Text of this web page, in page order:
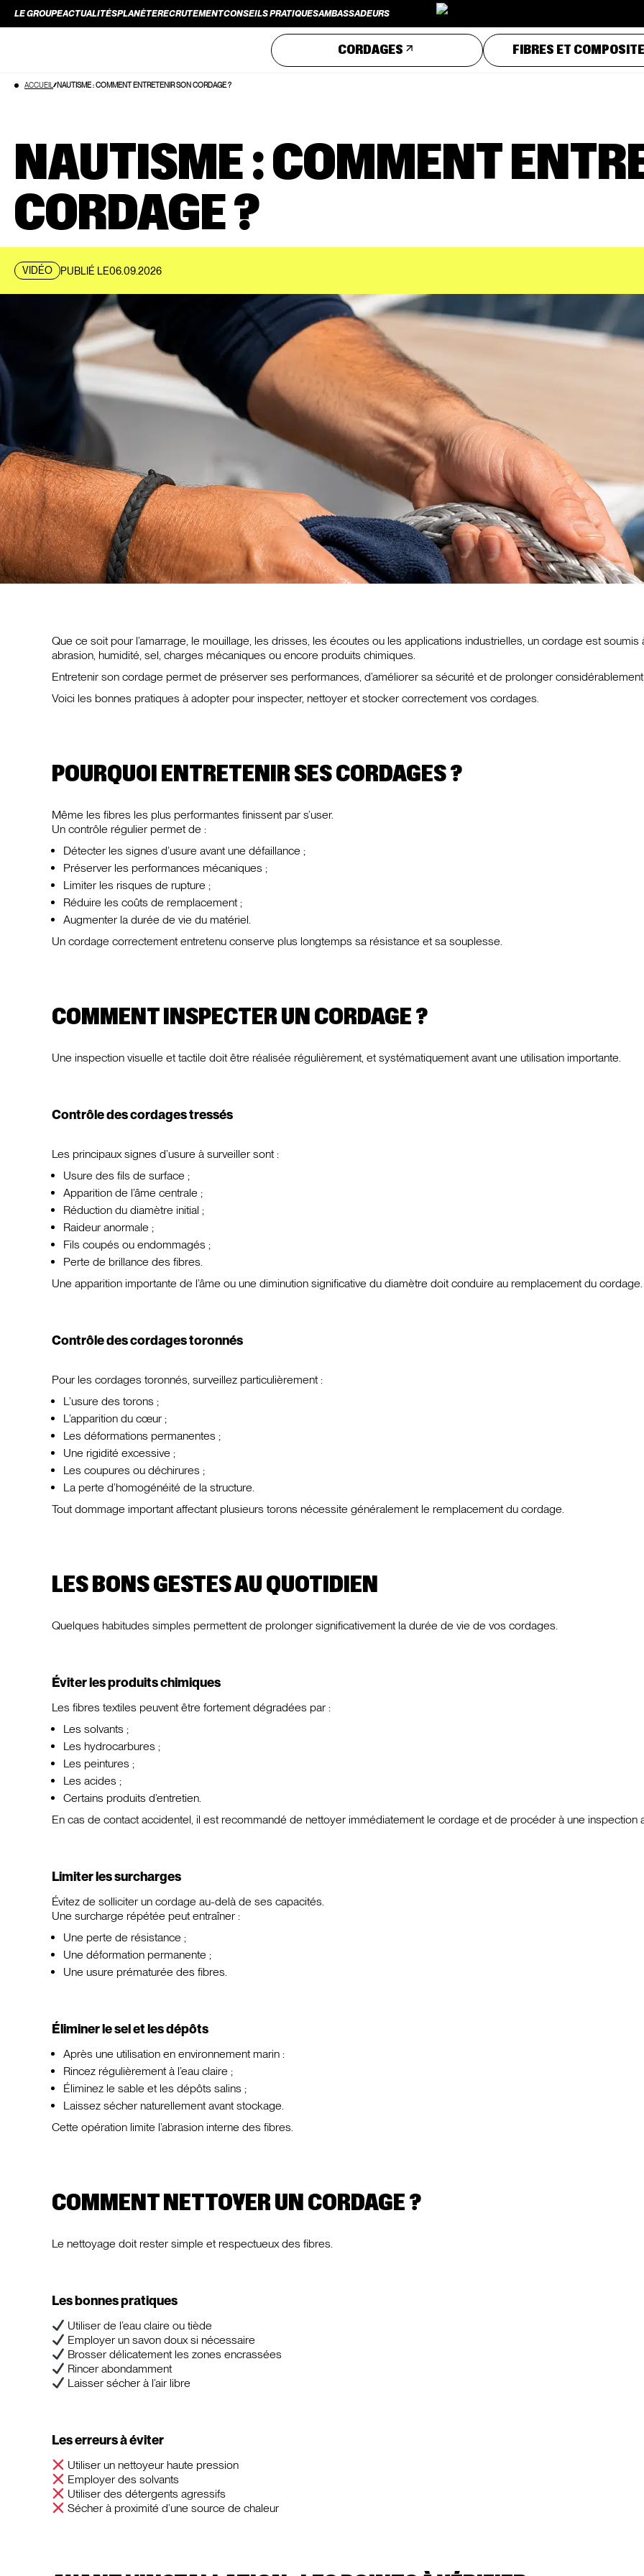
Aller
CORDAGES FIBRES ET
LE GROUPEACTUALITÉSPLANÈTERECRUTEMENTCONSEILS PRATIQUESAMBASSADEURS
ACCUEIL NAUTISME : COMMENT ENTRETENIR SON CORDAGE ?
NAUTISME : COMMENT
CORDAGE ?
VIDÉO PUBLIÉ LE06.09.2026
Que ce soit pour l’amarrage, le mouillage, les drisses, les écoutes ou les applications industrielles, un cordage est
abrasion, humidité, sel, charges mécaniques ou encore produits chimiques.
Entretenir son cordage permet de préserver ses performances, d’améliorer sa sécurité et de prolonger
Voici les bonnes pratiques à adopter pour inspecter, nettoyer et stocker correctement vos cordages.
POURQUOI ENTRETENIR SES CORDAGES ?
Même les fibres les plus performantes finissent par s’user.
Un contrôle régulier permet de :
Détecter les signes d’usure avant une défaillance ;
Préserver les performances mécaniques ;
Limiter les risques de rupture ;
Réduire les coûts de remplacement ;
Augmenter la durée de vie du matériel.
Un cordage correctement entretenu conserve plus longtemps sa résistance et sa souplesse.
COMMENT INSPECTER UN CORDAGE ?
Une inspection visuelle et tactile doit être réalisée régulièrement, et systématiquement avant une utilisation importante.
Contrôle des cordages tressés
Les principaux signes d’usure à surveiller sont :
Usure des fils de surface ;
Apparition de l’âme centrale ;
Réduction du diamètre initial ;
Raideur anormale ;
Fils coupés ou endommagés ;
Perte de brillance des fibres.
Une apparition importante de l’âme ou une diminution significative du diamètre doit conduire au remplacement du cordage.
Contrôle des cordages toronnés
Pour les cordages toronnés, surveillez particulièrement :
L’usure des torons ;
L’apparition du cœur ;
Les déformations permanentes ;
Une rigidité excessive ;
Les coupures ou déchirures ;
La perte d’homogénéité de la structure.
Tout dommage important affectant plusieurs torons nécessite généralement le remplacement du cordage.
LES BONS GESTES AU QUOTIDIEN
Quelques habitudes simples permettent de prolonger significativement la durée de vie de vos cordages.
Éviter les produits chimiques
Les fibres textiles peuvent être fortement dégradées par :
Les solvants ;
Les hydrocarbures ;
Les peintures ;
Les acides ;
Certains produits d’entretien.
En cas de contact accidentel, il est recommandé de nettoyer immédiatement le cordage et de procéder à une inspection
Limiter les surcharges
Évitez de solliciter un cordage au-delà de ses capacités.
Une surcharge répétée peut entraîner :
Une perte de résistance ;
Une déformation permanente ;
Une usure prématurée des fibres.
Éliminer le sel et les dépôts
Après une utilisation en environnement marin :
Rincez régulièrement à l’eau claire ;
Éliminez le sable et les dépôts salins ;
Laissez sécher naturellement avant stockage.
Cette opération limite l’abrasion interne des fibres.
COMMENT NETTOYER UN CORDAGE ?
Le nettoyage doit rester simple et respectueux des fibres.
Les bonnes pratiques
Utiliser de l’eau claire ou tiède
Employer un savon doux si nécessaire
Brosser délicatement les zones encrassées
Rincer abondamment
Laisser sécher à l’air libre
Les erreurs à éviter
Utiliser un nettoyeur haute pression
Employer des solvants
Utiliser des détergents agressifs
Sécher à proximité d’une source de chaleur